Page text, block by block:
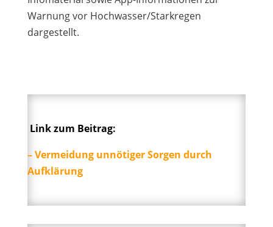
Warnung vor Hochwasser/Starkregen
dargestellt.
Link zum Beitrag:
– Vermeidung unnötiger Sorgen durch
Aufklärung